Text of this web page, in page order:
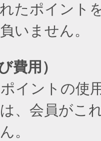
たポイント
いません。
費用）
イントの使
、会員がこ
。